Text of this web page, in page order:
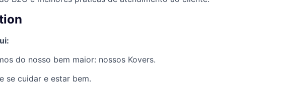
do nosso bem maior: nossos Kovers.
se cuidar e estar bem.